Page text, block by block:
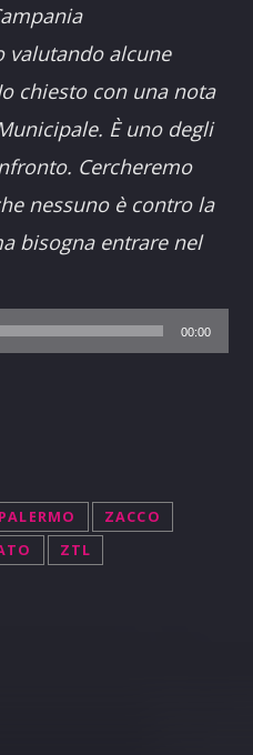
valutando alcune
chiesto con una nota
È uno degli
Cercheremo
nessuno è contro la
bisogna entrare nel
00:00
PALERMO
ZACCO
ZTL